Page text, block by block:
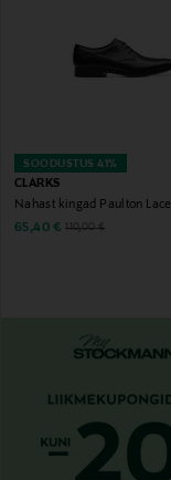
SOODUSTUS 41%
CLARKS
Nahast kingad Paulton Lace
Discounted Price
65,40 € Original Price
110,00 €